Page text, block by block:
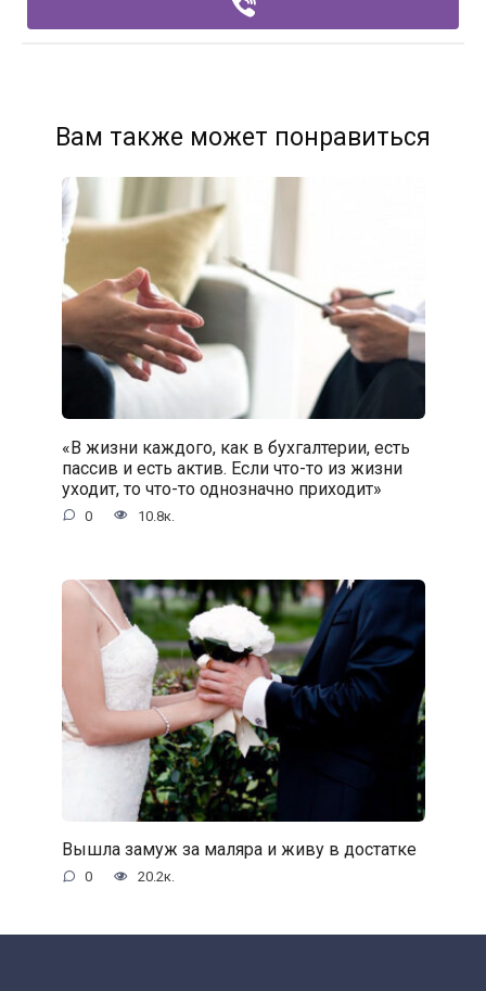
Вам также может понравиться
«В жизни каждого, как в бухгалтерии, есть
пассив и есть актив. Если что-то из жизни
уходит, то что-то однозначно приходит»
0 10.8к.
Вышла замуж за маляра и живу в достатке
0 20.2к.